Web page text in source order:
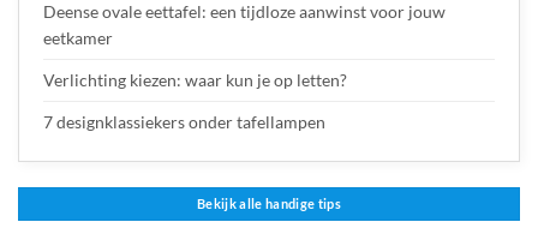
Deense ovale eettafel: een tijdloze aanwinst voor jouw
eetkamer
Verlichting kiezen: waar kun je op letten?
7 designklassiekers onder tafellampen
Bekijk alle handige tips